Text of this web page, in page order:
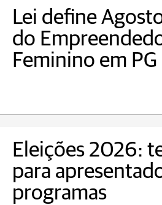
Lei define
do
Feminino em PG
Eleições 2026:
para
programas